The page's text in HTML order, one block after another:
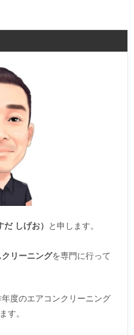
しげお）
と申します。
リーニングを専門に行って
度のエアコンクリーニング
す。